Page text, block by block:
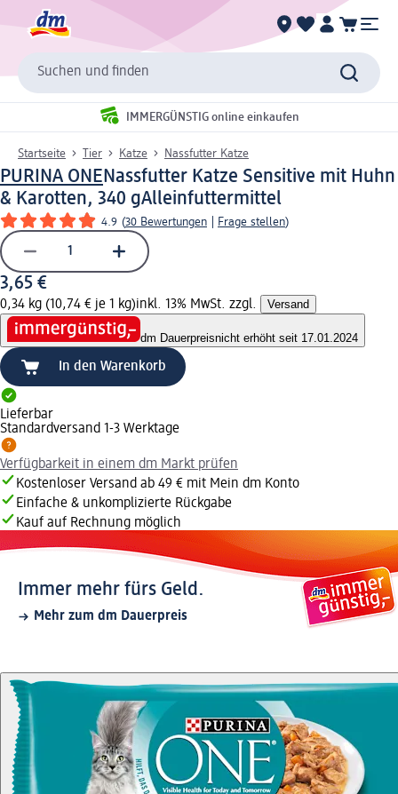
Suchen und finden
IMMERGÜNSTIG online einkaufen
Startseite Tier Katze Nassfutter Katze
PURINA ONENassfutter Katze Sensitive mit Huhn
& Karotten, 340 gAlleinfuttermittel
4.9 (30 Bewertungen Frage stellen)
3,65 €
0,34 kg (10,74 € je 1 kg)inkl. 13% MwSt. zzgl. Versand
dm Dauerpreisnicht erhöht seit 17.01.2024
In den Warenkorb
Lieferbar
Standardversand 1-3 Werktage
Verfügbarkeit in einem dm Markt prüfen
Kostenloser Versand ab 49 € mit Mein dm Konto
Einfache & unkomplizierte Rückgabe
Kauf auf Rechnung möglich
Immer mehr fürs Geld.
Mehr zum dm Dauerpreis